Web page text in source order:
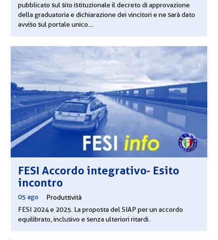
pubblicato sul sito istituzionale il decreto di approvazione
della graduatoria e dichiarazione dei vincitori e ne sarà dato
avviso sul portale unico...
FESI Accordo integrativo- Esito
incontro
05 ago
Produttività
FESI 2024 e 2025. La proposta del SIAP per un accordo
equilibrato, inclusivo e senza ulteriori ritardi.